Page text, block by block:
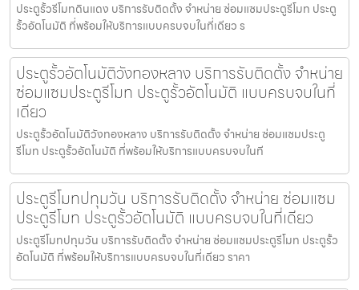
ประตูรั้วรีโมทดินแดง บริการรับติดตั้ง จำหน่าย ซ่อมแซมประตูรีโมท ประตู
รั้วอัตโนมัติ ที่พร้อมให้บริการแบบครบจบในที่เดียว ร
ประตูรั้วอัตโนมัติวังทองหลาง บริการรับติดตั้ง จำหน่าย
ซ่อมแซมประตูรีโมท ประตูรั้วอัตโนมัติ แบบครบจบในที่
เดียว
ประตูรั้วอัตโนมัติวังทองหลาง บริการรับติดตั้ง จำหน่าย ซ่อมแซมประตู
รีโมท ประตูรั้วอัตโนมัติ ที่พร้อมให้บริการแบบครบจบในที
ประตูรีโมทปทุมวัน บริการรับติดตั้ง จำหน่าย ซ่อมแซม
ประตูรีโมท ประตูรั้วอัตโนมัติ แบบครบจบในที่เดียว
ประตูรีโมทปทุมวัน บริการรับติดตั้ง จำหน่าย ซ่อมแซมประตูรีโมท ประตูรั้ว
อัตโนมัติ ที่พร้อมให้บริการแบบครบจบในที่เดียว ราคา